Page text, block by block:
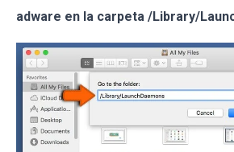
adware en la carpeta /Library/